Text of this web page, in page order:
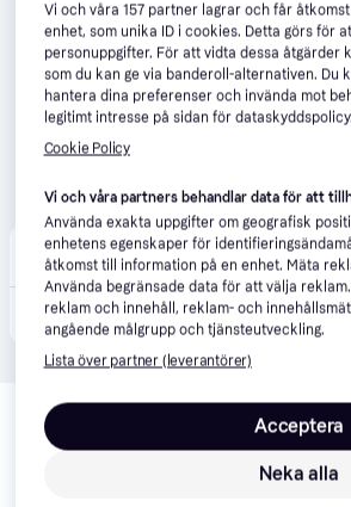
Verkter
Förbeställ
Relaterade produkter
Vi har plockat fram ett urval av produkter
Vi och våra 157partner lagrar och får
enhet, som unika ID i cookies. Detta görs för
personuppgifter. För att vidta dessa åtgärder
som du kan ge via banderoll-alternativen. Du
hantera dina preferenser och invända mot
legitimt intresse på sidan för dataskyddspolicy.
Cookie Policy
Vi och våra partners behandlar data för att
Använda exakta uppgifter om geografisk
enhetens egenskaper för
åtkomst till information på en enhet. Mäta
Använda begränsade data för att välja
reklam och innehåll, reklam- och
angående målgrupp och tjänsteutveckling.
Lista över partner (leverantörer)
Neka alla
Acceptera